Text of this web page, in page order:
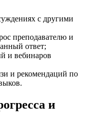
с другими
преподавателю и
ответ;
и вебинаров
и рекомендаций по
и